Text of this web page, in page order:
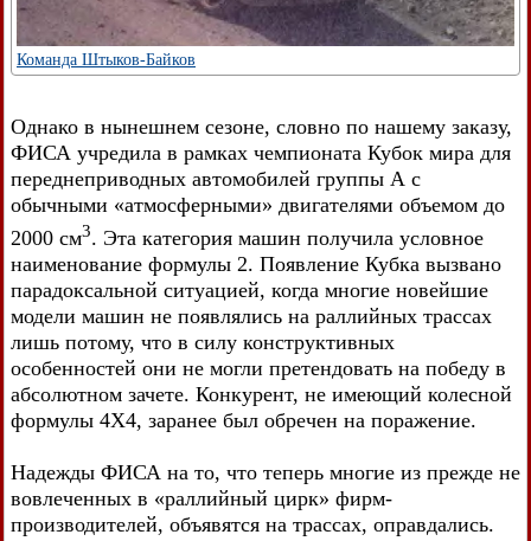
Команда Штыков-Байков
Однако в нынешнем сезоне, словно по нашему заказу,
ФИСА учредила в рамках чемпионата Кубок мира для
переднеприводных автомобилей группы А с
обычными «атмосферными» двигателями объемом до
2000 см3. Эта категория машин получила условное
наименование формулы 2. Появление Кубка вызвано
парадоксальной ситуацией, когда многие новейшие
модели машин не появлялись на раллийных трассах
лишь потому, что в силу конструктивных
особенностей они не могли претендовать на победу в
абсолютном зачете. Конкурент, не имеющий колесной
формулы 4X4, заранее был обречен на поражение.
Надежды ФИСА на то, что теперь многие из прежде не
вовлеченных в «раллийный цирк» фирм-
производителей, объявятся на трассах, оправдались.